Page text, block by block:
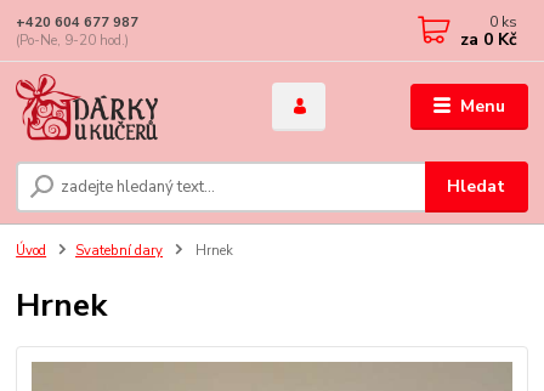
Menu
Hledat
+420 604 677 987
(Po-Ne, 9-20 hod.)
0 ks
za 0 Kč
Úvod Svatební dary Hrnek
Hrnek